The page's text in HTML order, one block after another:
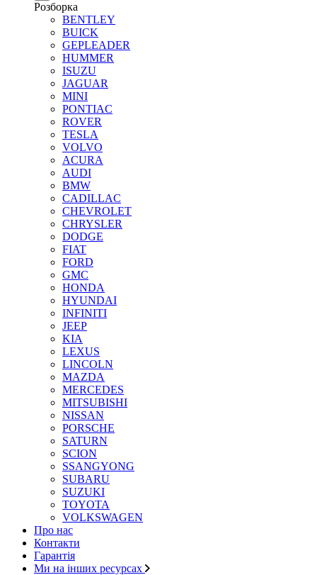
Розборка
BENTLEY
BUICK
GEPLEADER
HUMMER
ISUZU
JAGUAR
MINI
PONTIAC
ROVER
TESLA
VOLVO
ACURA
AUDI
BMW
CADILLAC
CHEVROLET
CHRYSLER
DODGE
FIAT
FORD
GMC
HONDA
HYUNDAI
INFINITI
JEEP
KIA
LEXUS
LINCOLN
MAZDA
MERCEDES
MITSUBISHI
NISSAN
PORSCHE
SATURN
SCION
SSANGYONG
SUBARU
SUZUKI
TOYOTA
VOLKSWAGEN
Про нас
Контакти
Гарантія
Ми на інших ресурсах